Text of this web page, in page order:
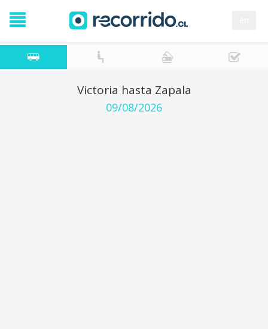
Victoria hasta Zapala
09/08/2026